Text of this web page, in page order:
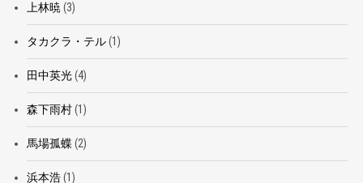
上林暁 (3)
タカクラ・テル(1)
田中英光(4)
森下雨村(1)
馬場孤蝶 (2)
浜本浩(1)